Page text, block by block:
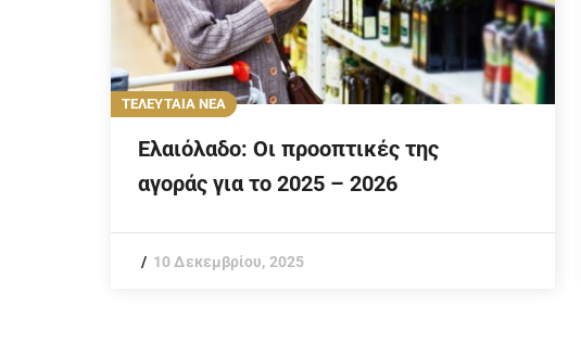
ΤΕΛΕΥΤΑΙΑ ΝΕΑ
Ελαιόλαδο: Οι προοπτικές της
αγοράς για το 2025 – 2026
10 Δεκεμβρίου, 2025